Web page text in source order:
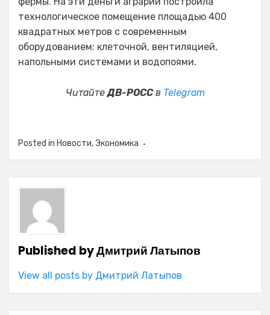
технологическое помещение площадью 400
квадратных метров с современным
оборудованием: клеточной, вентиляцией,
напольными системами и водопоями.
ЧитайтеДВ-РОССв Telegram
Posted in Новости,Экономика
Published byДмитрий Латыпов
View all posts by Дмитрий Латыпов